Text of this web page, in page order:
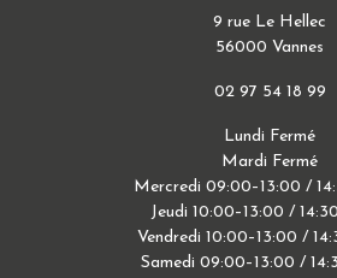
9 rue Le Hellec
56000 Vannes
02 97 54 18 99
Lundi Fermé
Mardi Fermé
Mercredi 09:00–13:00 /
Jeudi 10:00–13:00 /
Vendredi 10:00–13:00 /
Samedi 09:00–13:00 /